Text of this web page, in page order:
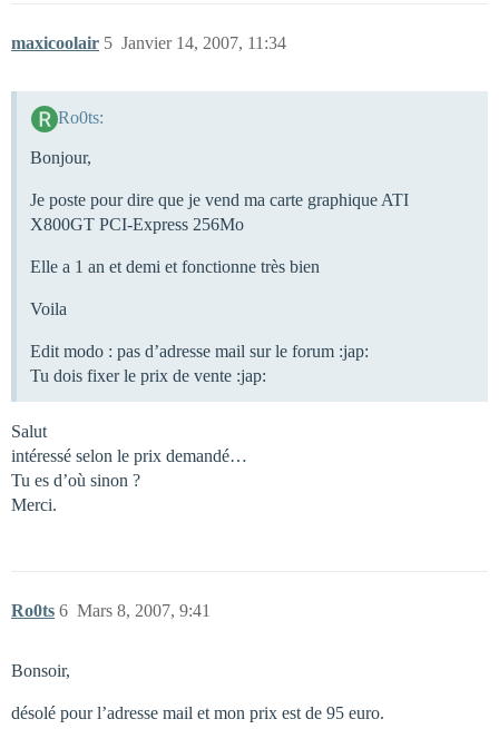
maxicoolair Janvier 14, 2007, 11:34
5
Ro0ts:
Bonjour,
Je poste pour dire que je vend ma carte graphique ATI
X800GT PCI-Express 256Mo
Elle a 1 an et demi et fonctionne très bien
Voila
Edit modo : pas d’adresse mail sur le forum :jap:
Tu dois fixer le prix de vente :jap:
Salut
intéressé selon le prix demandé…
Tu es d’où sinon ?
Merci.
Ro0ts Mars 8, 2007, 9:41
6
Bonsoir,
désolé pour l’adresse mail et mon prix est de 95 euro.